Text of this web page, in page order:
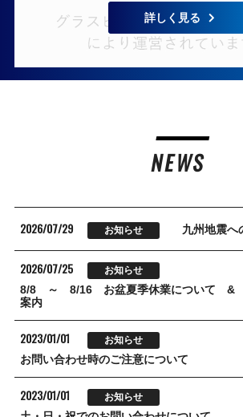
詳しく見る
NEWS
2026/07/29 お知らせ 九州地震へ
2026/07/25 お知らせ
8/8 ～ 8/16 お盆夏季休業について &
案内
2023/01/01 お知らせ
お問い合わせ時のご注意について
2023/01/01 お知らせ